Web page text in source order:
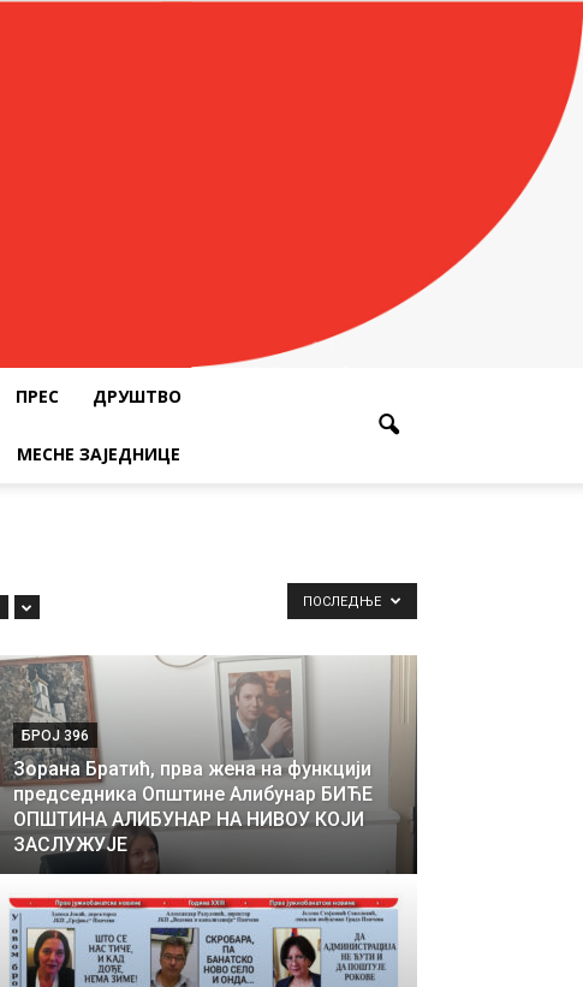
ПРЕС ДРУШТВО
МЕСНЕ ЗАЈЕДНИЦЕ
ПОСЛЕДЊЕ
БРОЈ 396
Зорана Братић, прва жена на функцији
председника Општине Алибунар БИЋЕ
ОПШТИНА АЛИБУНАР НА НИВОУ КОЈИ
ЗАСЛУЖУЈЕ